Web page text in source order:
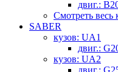
двиг.:
Смотреть весь
SABER
кузов: UA1
двиг.:
кузов: UA2
двиг.: